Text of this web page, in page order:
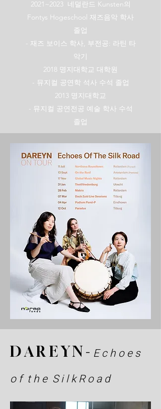
2021~2023 네덜란드 Kunsten의
Fontys Hogeschool 재즈음악 학사
졸업
- 재즈 보이스 학사, 부전공: 라틴 타
악기
2018 명지대학교 대학원
- 뮤지컬 공연학 석사 수석 졸업
2013 명지대학교
- 뮤지컬 공연전공 예술 학사 수석
졸업
D A R E Y N - E c h o e s
o f t h e S i l k R o a d